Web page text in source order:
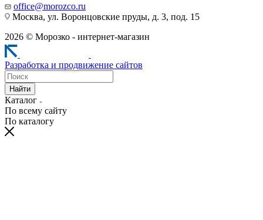
office@morozco.ru
Москва, ул. Воронцовские пруды, д. 3, под. 15
2026 © Морозко - интернет-магазин
Разработка и продвижение сайтов
Найти
Каталог
По всему сайту
По каталогу